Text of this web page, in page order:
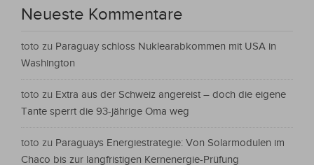
Neueste Kommentare
toto zu Paraguay schloss Nuklearabkommen mit USA in
Washington
toto zu Extra aus der Schweiz angereist – doch die eigene
Tante sperrt die 93-jährige Oma weg
toto zu Paraguays Energiestrategie: Von Solarmodulen im
Chaco bis zur langfristigen Kernenergie-Prüfung